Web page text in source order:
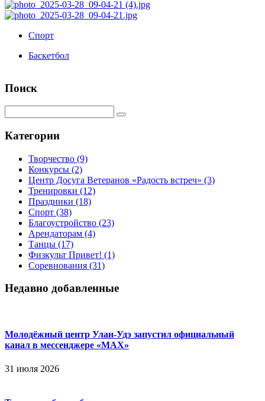
Спорт
Баскетбол
Поиск
Категории
Творчество (9)
Конкурсы (2)
Центр Досуга Ветеранов «Радость встреч» (3)
Тренировки (12)
Праздники (18)
Спорт (38)
Благоустройство (23)
Арендаторам (4)
Танцы (17)
Физкульт Привет! (1)
Соревнования (31)
Недавно добавленные
Молодёжный центр Улан-Удэ запустил официальный
канал в мессенджере «МАХ»
31 июля 2026